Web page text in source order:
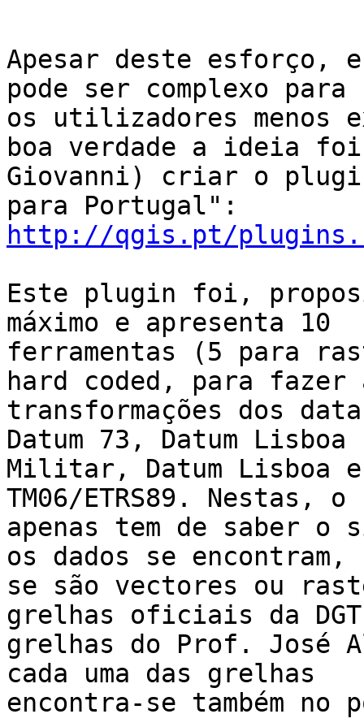
Apesar deste esforço, e
pode ser complexo para
os utilizadores menos
boa verdade a ideia
Giovanni) criar o plugin
http://qgis.pt/
Este plugin foi,
máximo e apresenta 10
ferramentas (5 para
hard coded, para fazer
transformações dos
Datum 73, Datum Lisboa
Militar, Datum Lisboa e
TM06/ETRS89. Nestas,
apenas tem de saber o
os dados se encontram,
se são vectores ou
grelhas oficiais da
grelhas do Prof. José
cada uma das grelhas
encontra-se também